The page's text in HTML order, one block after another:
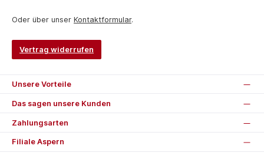
Oder über unser Kontaktformular.
Vertrag widerrufen
Unsere Vorteile
Das sagen unsere Kunden
Zahlungsarten
Filiale Aspern